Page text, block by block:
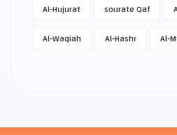
Al-Hujurat
sourate Qaf
Al-Waqiah
Al-Hashr Al-